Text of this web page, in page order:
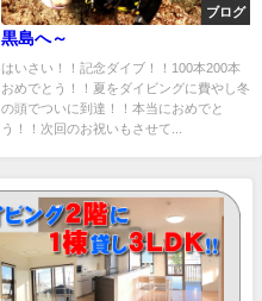
ブログ
黒島へ～
はいさい！！記念ダイブ！！100本200本
おめでとう！！夏をダイビングに費やし冬
の頭でついに到達！！本当におめでと
う！！次回のお祝いもさせて...